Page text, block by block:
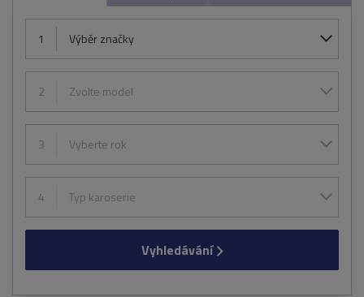
1 Výběr značky
2 Zvolte model
3 Vyberte rok
4 Typ karoserie
Vyhledávání